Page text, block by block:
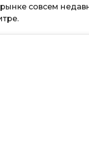
совсем